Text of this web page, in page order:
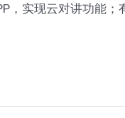
，实现云对讲功能